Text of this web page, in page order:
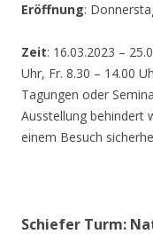
Eröffnung:
Zeit: 16.03.2023 –
Uhr, Fr. 8.30 – 14.00
Tagungen oder
Ausstellung behindert
einem Besuch
Schiefer Turm: